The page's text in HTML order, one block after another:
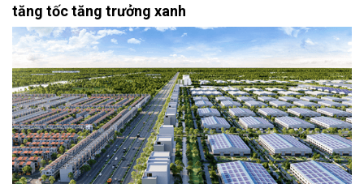
tăng tốc tăng trưởng xanh